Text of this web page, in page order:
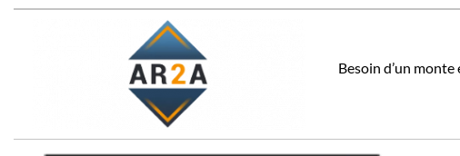
Besoin d’un monte